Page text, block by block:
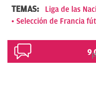
TEMAS: Liga de las
Selección de Francia
9